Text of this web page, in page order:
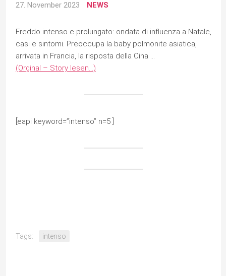
27. November 2023 NEWS
Freddo intenso e prolungato: ondata di influenza a Natale,
casi e sintomi. Preoccupa la baby polmonite asiatica,
arrivata in Francia, la risposta della Cina …
(Orginal – Story lesen…)
[eapi keyword=”intenso” n=5 ]
Tags: intenso